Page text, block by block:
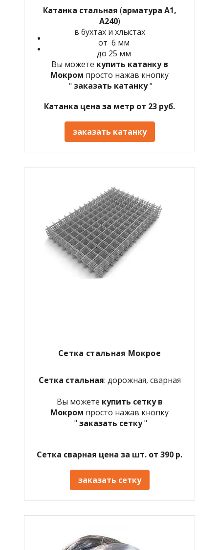
Катанка стальная (арматура А1,
А240)
в бухтах и хлыстах
от 6 мм
до 25 мм
Вы можете купить катанку в
Мокром просто нажав кнопку
" заказать катанку"
Катанка цена за метр от 23 руб.
заказать катанку
Сетка стальная Мокрое
Сетка стальная: дорожная, сварная
Вы можете купить сетку в
Мокром просто нажав кнопку
" заказать сетку"
Сетка сварная цена за шт. от 390 р.
заказать сетку